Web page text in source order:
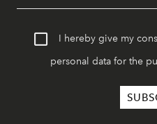
I hereby give my
personal data for the